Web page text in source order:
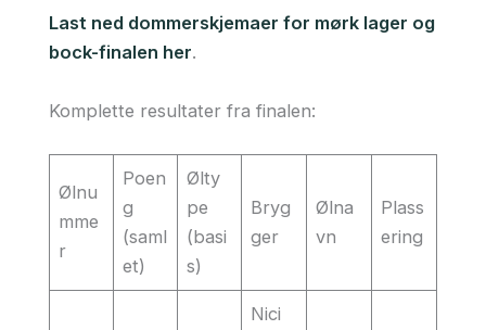
Last ned dommerskjemaer for mørk lager og
bock-finalen her.
Komplette resultater fra finalen:
Ølnu
mme
r
Poen
g
(saml
et)
Ølty
pe
(basi
s)
Bryg
ger
Ølna
vn
Plass
ering
Nici